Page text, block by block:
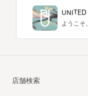
UNITED
ようこそ
店舗検索